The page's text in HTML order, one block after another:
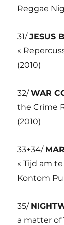
Reggae
31/JESUS
«
(2010)
32/WAR
the Crime
(2010)
33+34/
« Tijd am
Kontom
35/
a matter of